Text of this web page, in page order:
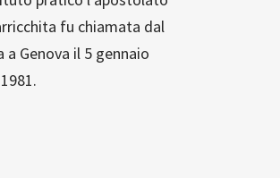
fu chiamata dal
Genova il 5 gennaio